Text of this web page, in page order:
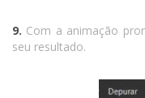
9. Com a animação
seu resultado.